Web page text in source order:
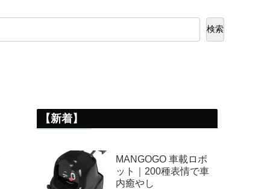
検索
【新着】
MANGOGO 車載ロボ
ット｜200種表情で車
内癒やし